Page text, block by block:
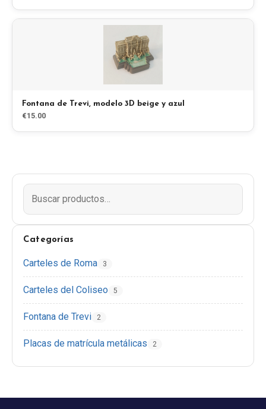
Posters
License Plates
EN DE
Fontana de Trevi, modelo 3D beige y azul
€15.00
Categorías
Carteles de Roma 3
Carteles del Coliseo 5
Fontana de Trevi 2
Placas de matrícula metálicas 2